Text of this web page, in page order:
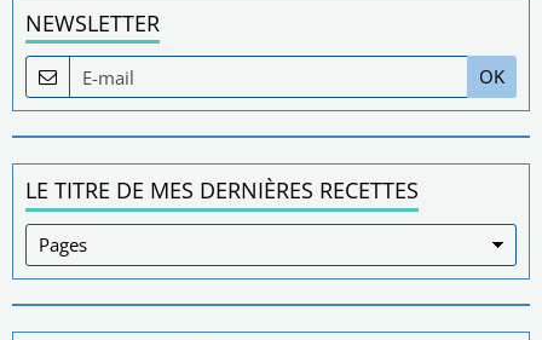
NEWSLETTER
OK
LE TITRE DE MES DERNIÈRES RECETTES